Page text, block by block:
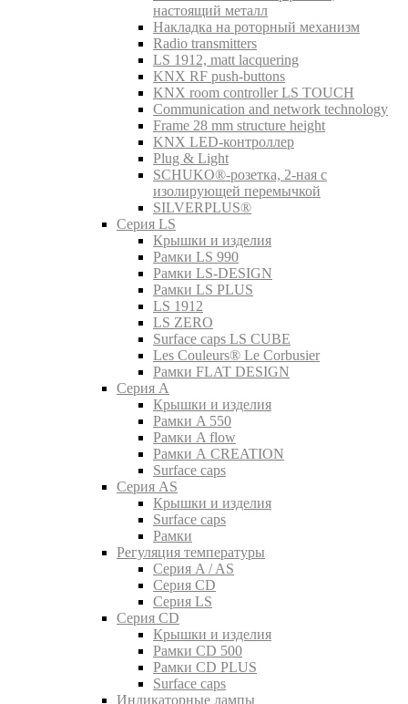
настоящий металл
Накладка на роторный механизм
Radio transmitters
LS 1912, matt lacquering
KNX RF push-buttons
KNX room controller LS TOUCH
Communication and network technology
Frame 28 mm structure height
KNX LED-контроллер
Plug & Light
SCHUKO®-розетка, 2-ная с
изолирующей перемычкой
SILVERPLUS®
Серия LS
Крышки и изделия
Рамки LS 990
Рамки LS-DESIGN
Рамки LS PLUS
LS 1912
LS ZERO
Surface caps LS CUBE
Les Couleurs® Le Corbusier
Рамки FLAT DESIGN
Серия A
Крышки и изделия
Рамки A 550
Рамки A flow
Рамки A CREATION
Surface caps
Серия AS
Крышки и изделия
Surface caps
Рамки
Регуляция температуры
Серия A / AS
Серия CD
Серия LS
Серия CD
Крышки и изделия
Рамки CD 500
Рамки CD PLUS
Surface caps
Индикаторные лампы